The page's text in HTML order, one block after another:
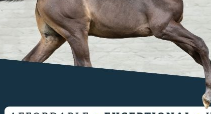
andere rubrieken verreden. De
voorgeschoteld. De winst ging naar
ruin Frevo (v. Zizi Top) om naar een totaal
die de 70,000% grens kon overschrijden.
Charmeur) de tweede plaats voor haar
achter hun naam. Voor Numa Verberne
er een derde plaats met een